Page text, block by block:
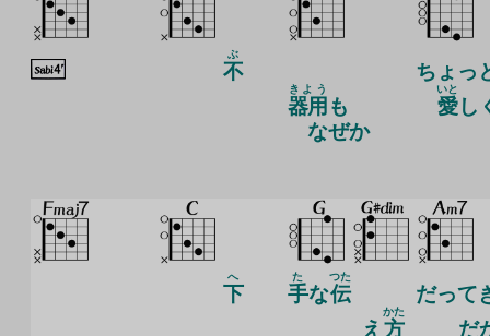
不
ぶ
器用
きよう
も
なぜか
ちょっ
愛
いと
し
下
へ
手
た
な伝
つた
え 方
かた
だって
だ